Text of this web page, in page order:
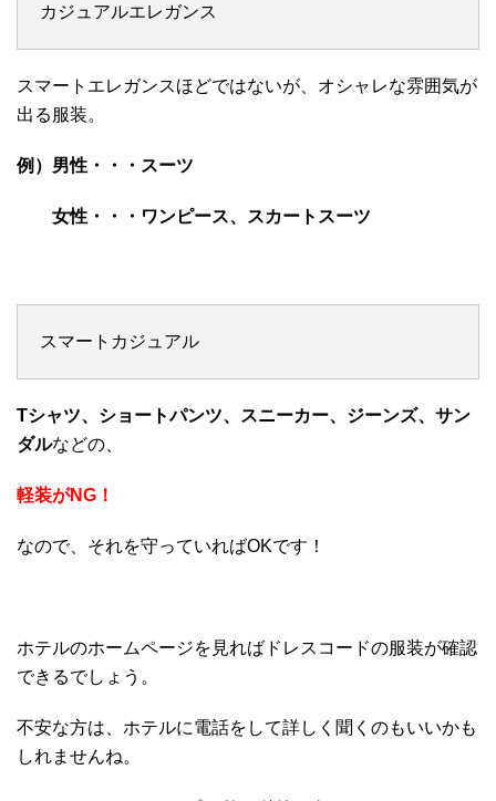
カジュアルエレガンス
スマートエレガンスほどではないが、オシャレな雰囲気が
出る服装。
例）男性・・・スーツ
女性・・・ワンピース、スカートスーツ
スマートカジュアル
Tシャツ、ショートパンツ、スニーカー、ジーンズ、サン
ダルなどの、
軽装がNG！
なので、それを守っていればOKです！
ホテルのホームページを見ればドレスコードの服装が確認
できるでしょう。
不安な方は、ホテルに電話をして詳しく聞くのもいいかも
しれませんね。